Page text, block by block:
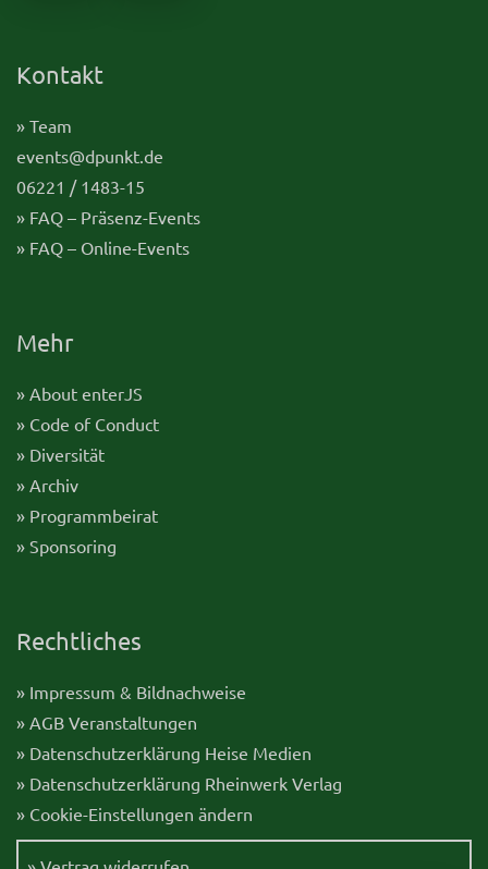
Kontakt
» Team
events@dpunkt.de
06221 / 1483-15
» FAQ – Präsenz-Events
» FAQ – Online-Events
Mehr
» About enterJS
» Code of Conduct
» Diversität
» Archiv
» Programmbeirat
» Sponsoring
Rechtliches
» Impressum & Bildnachweise
» AGB Veranstaltungen
» Datenschutzerklärung Heise Medien
» Datenschutzerklärung Rheinwerk Verlag
» Cookie-Einstellungen ändern